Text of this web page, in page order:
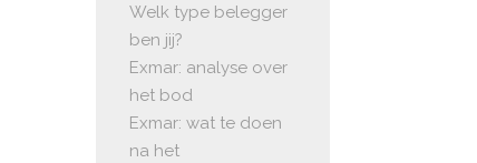
Welk type belegger
ben jij?
Exmar: analyse over
het bod
Exmar: wat te doen
na het